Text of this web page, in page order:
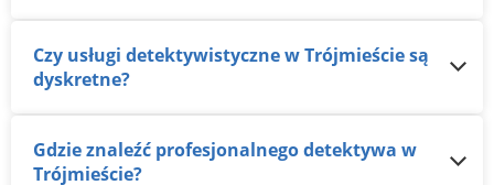
Czy usługi detektywistyczne w Trójmieście są
dyskretne?
Gdzie znaleźć profesjonalnego detektywa w
Trójmieście?